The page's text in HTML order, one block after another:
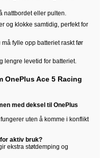
nattbordet eller pulten.
og klokke samtidig, perfekt for
fylle opp batteriet raskt før
lengre levetid for batteriet.
OnePlus Ace 5 Racing
med deksel til OnePlus
uten å komme i konflikt
aktiv bruk?
ekstra støtdemping og